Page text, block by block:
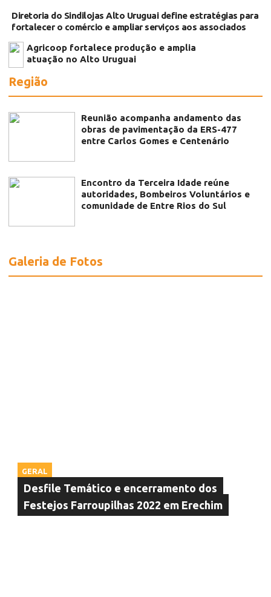
Diretoria do Sindilojas Alto Uruguai define estratégias para
fortalecer o comércio e ampliar serviços aos associados
Agricoop fortalece produção e amplia
atuação no Alto Uruguai
Região
Reunião acompanha andamento das
obras de pavimentação da ERS-477
entre Carlos Gomes e Centenário
Encontro da Terceira Idade reúne
autoridades, Bombeiros Voluntários e
comunidade de Entre Rios do Sul
Galeria de Fotos
GERAL
Desfile Temático e encerramento dos
Festejos Farroupilhas 2022 em Erechim